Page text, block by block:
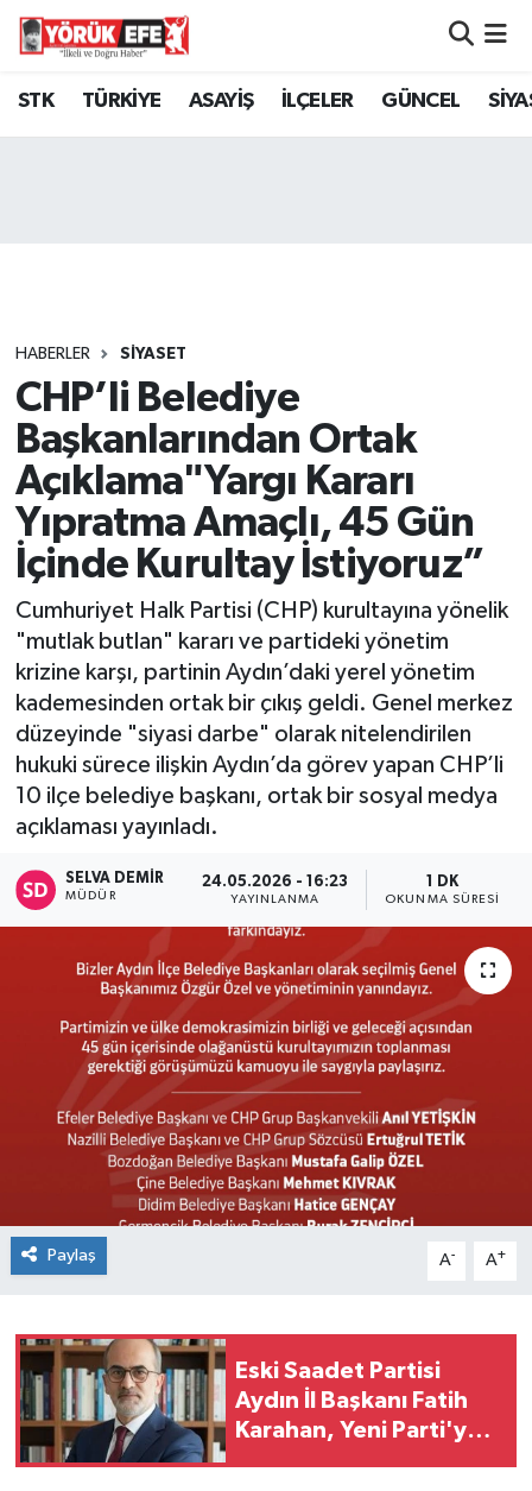
STK TÜRKİYE ASAYİŞ İLÇELER GÜNCEL
HABERLER SİYASET
CHP’li Belediye
Başkanlarından Ortak
Açıklama"Yargı Kararı
Yıpratma Amaçlı, 45 Gün
İçinde Kurultay İstiyoruz”
Cumhuriyet Halk Partisi (CHP) kurultayına yönelik
"mutlak butlan" kararı ve partideki yönetim
krizine karşı, partinin Aydın’daki yerel yönetim
kademesinden ortak bir çıkış geldi. Genel merkez
düzeyinde "siyasi darbe" olarak nitelendirilen
hukuki sürece ilişkin Aydın’da görev yapan CHP’li
10 ilçe belediye başkanı, ortak bir sosyal medya
açıklaması yayınladı.
SELVA DEMIR
MÜDÜR
24.05.2026 - 16:23
YAYINLANMA
1 DK
OKUNMA SÜRESI
Paylaş A- A+
Eski Saadet Partisi
Aydın İl Başkanı Fatih
Karahan, Yeni Parti'ye
Aydın Nöbetçi Eczaneler
Tüm Manşetler
Son Dakika Haberleri
Haber Arşivi